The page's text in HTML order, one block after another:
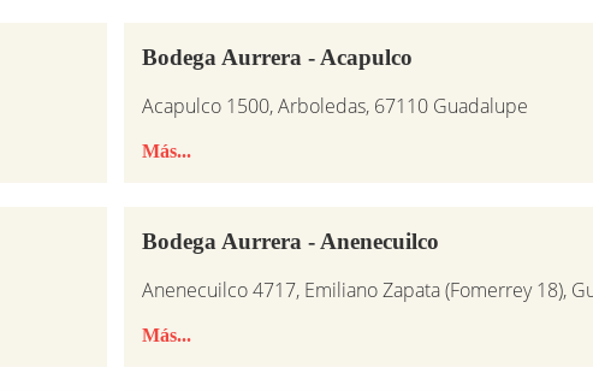
Bodega Aurrera - Acapulco
Acapulco 1500, Arboledas, 67110 Guadalupe
Más...
Bodega Aurrera - Anenecuilco
Anenecuilco 4717, Emiliano Zapata (Fomerrey 18),
Más...